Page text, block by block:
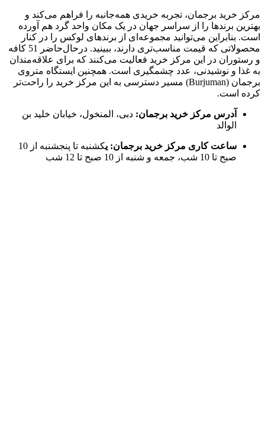
مرکز خرید برجمان، تجربه خریدی همه‌جانبه را فراهم می‌کند و
بهترین برندها را از سراسر جهان در یک مکان واحد گرد هم آورده
است. بنابراین می‌توانید مجموعه‌ای از برندهای لوکس را در کنار
محصولاتی که قیمت مناسب‌تری دارند، ببینید. درحال‌حاضر 51 کافه
و رستوران در این مرکز خرید فعالیت می‌کنند که برای علاقه‌مندان
به غذا و نوشیدنی، عدد چشمگیری است. همچنین ایستگاه متروی
برجمان (Burjuman) مسیر دسترسی به این مرکز خرید را راحت‌تر
کرده است.
آدرس مرکز خرید برجمان: دبی، المنخول، خیابان خلید بن
الوالد
ساعت کاری مرکز خرید برجمان: ی
کشنبه تا پنجشنبه از 10
صبح تا 10 شب، جمعه و شنبه از 10 صبح تا 12 شب